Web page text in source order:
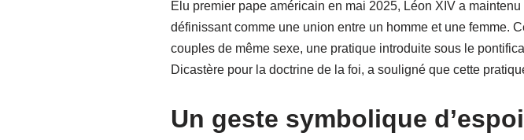
Élu premier pape américain en mai 2025, Léon XIV a
définissant comme une union entre un homme et une femme.
couples de même sexe, une pratique introduite sous le
Dicastère pour la doctrine de la foi, a souligné que cette
Un geste symbolique